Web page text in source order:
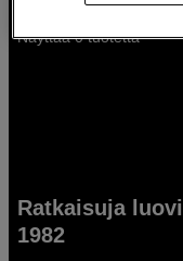
Näyttää 0 tuotetta
Ratkaisuja
1982